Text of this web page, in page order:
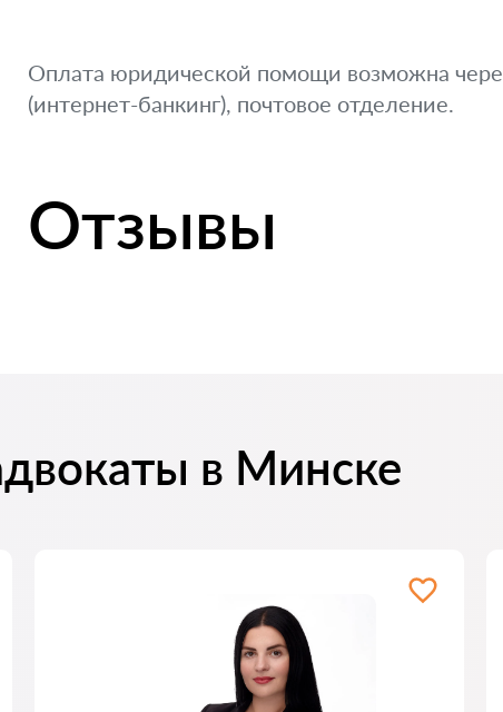
Оплата юридической помощи возможна
(интернет-банкинг), почтовое отделение.
Отзывы
в Минске